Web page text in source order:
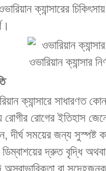
ক্যান্সারের
ক্যান্সারে সাধারণত
রোগীর রোগের ইতিহাস
দীর্ঘ সময়ের জন্য সুস্পষ্ট
ডিম্বাশয়ের দ্রুত বৃদ্ধি